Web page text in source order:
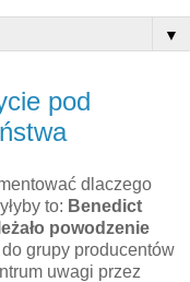
▼
pod
dlaczego
to: Benedict
powodzenie
grupy producentów
uwagi przez